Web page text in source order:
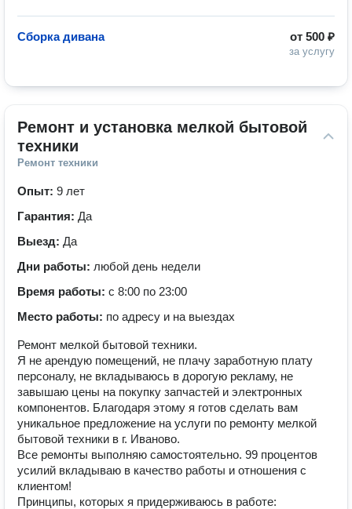
от 500 ₽
за услугу
Сборка дивана
Ремонт и установка мелкой бытовой
техники
Ремонт техники
Опыт: 9 лет
Гарантия: Да
Выезд: Да
Дни работы: любой день недели
Время работы: с 8:00 по 23:00
Место работы: по адресу и на выездах
Ремонт мелкой бытовой техники.
Я не арендую помещений, не плачу заработную плату
персоналу, не вкладываюсь в дорогую рекламу, не
завышаю цены на покупку запчастей и электронных
компонентов. Благодаря этому я готов сделать вам
уникальное предложение на услуги по ремонту мелкой
бытовой техники в г. Иваново.
Все ремонты выполняю самостоятельно. 99 процентов
усилий вкладываю в качество работы и отношения с
клиентом!
Принципы, которых я придерживаюсь в работе: